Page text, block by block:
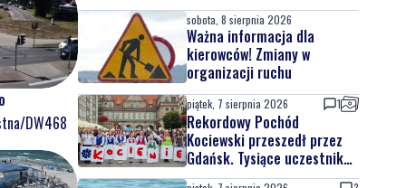
DW468
sobota, 8 sierpnia 2026
Ważna informacja dla
kierowców! Zmiany w
organizacji ruchu
piątek, 7 sierpnia 2026 1
Rekordowy Pochód
Kociewski przeszedł przez
Gdańsk. Tysiące uczestników
na jubileuszowej edycji